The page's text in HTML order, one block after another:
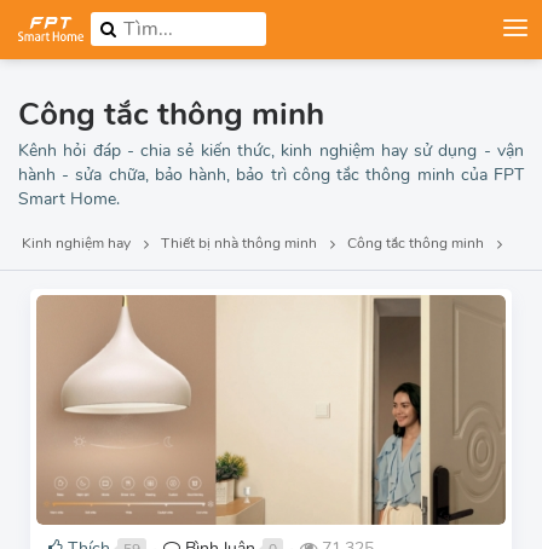
Công tắc thông minh
Kênh hỏi đáp - chia sẻ kiến thức, kinh nghiệm hay sử dụng - vận
hành - sửa chữa, bảo hành, bảo trì công tắc thông minh của FPT
Smart Home.
Kinh nghiệm hay Thiết bị nhà thông minh Công tắc thông minh